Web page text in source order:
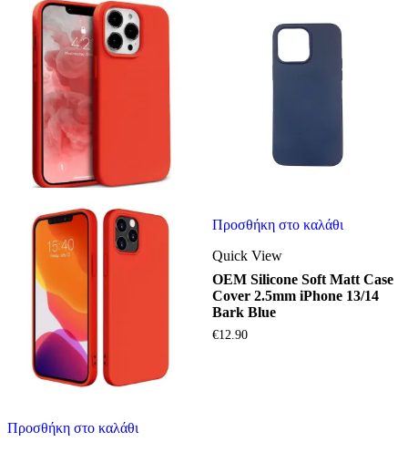
Προσθήκη στο καλάθι
Προσθήκη στο καλάθι
Quick View
OEM Silicone Soft Matt Case
Cover 2.5mm iPhone 13/14
Bark Blue
€12.90